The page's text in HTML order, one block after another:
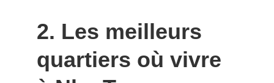
2. Les meilleurs
quartiers où vivre